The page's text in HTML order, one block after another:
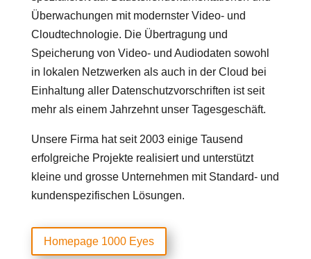
Überwachungen mit modernster Video- und
Cloudtechnologie. Die Übertragung und
Speicherung von Video- und Audiodaten sowohl
in lokalen Netzwerken als auch in der Cloud bei
Einhaltung aller Datenschutzvorschriften ist seit
mehr als einem Jahrzehnt unser Tagesgeschäft.
Unsere Firma hat seit 2003 einige Tausend
erfolgreiche Projekte realisiert und unterstützt
kleine und grosse Unternehmen mit Standard- und
kundenspezifischen Lösungen.
Homepage 1000 Eyes